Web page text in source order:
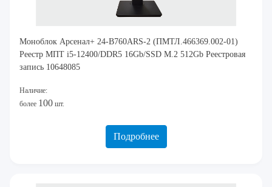
Моноблок Арсенал+ 24-B760ARS-2 (ПМТЛ.466369.002-01)
Реестр МПТ i5-12400/DDR5 16Gb/SSD M.2 512Gb Реестровая
запись 10648085
Наличие:
более 100 шт.
Подробнее